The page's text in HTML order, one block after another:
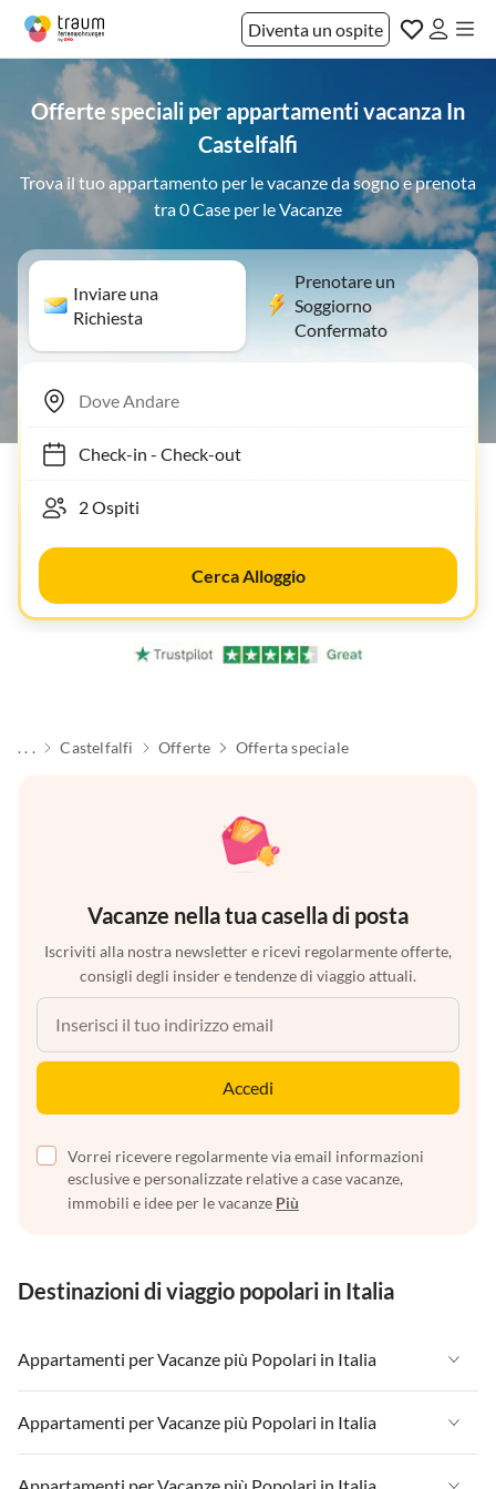
Diventa un ospite
Offerte speciali per appartamenti vacanza In
Castelfalfi
Trova il tuo appartamento per le vacanze da sogno e prenota
tra 0 Case per le Vacanze
Inviare una
Richiesta
Prenotare un
Soggiorno
Confermato
Check-in- Check-out
Cerca Alloggio
. . . Castelfalfi Offerte Offerta speciale
Vacanze nella tua casella di posta
Iscriviti alla nostra newsletter e ricevi regolarmente offerte,
consigli degli insider e tendenze di viaggio attuali.
Accedi
Vorrei ricevere regolarmente via email informazioni
esclusive e personalizzate relative a case vacanze,
immobili e idee per le vacanze Più
Destinazioni di viaggio popolari in Italia
Appartamenti per Vacanze più Popolari in Italia
Appartamenti per Vacanze in Italia
Appartamenti per Vacanze in Liguria
Appartamenti per Vacanze più Popolari in Italia
Appartamenti per Vacanze in Italia